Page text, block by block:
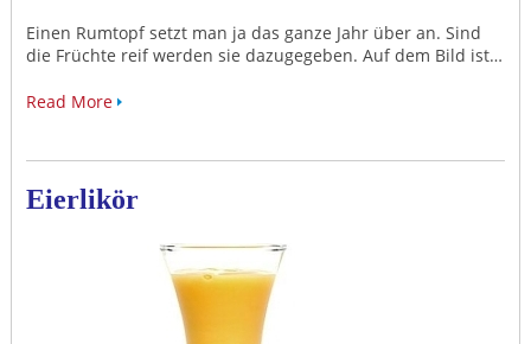
Einen Rumtopf setzt man ja das ganze Jahr über an. Sind
die Früchte reif werden sie dazugegeben. Auf dem Bild ist…
Read More
Eierlikör